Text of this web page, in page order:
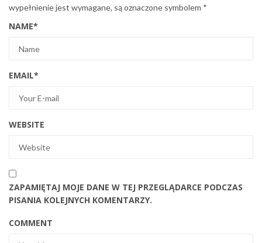
wypełnienie jest wymagane, są oznaczone symbolem *
NAME*
EMAIL*
WEBSITE
ZAPAMIĘTAJ MOJE DANE W TEJ PRZEGLĄDARCE PODCZAS
PISANIA KOLEJNYCH KOMENTARZY.
COMMENT